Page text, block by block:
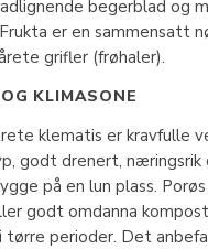
begerblad og
er en sammensatt
grifler (frøhaler).
KLIMASONE
klematis er kravfulle
godt drenert, næringsrik
på en lun plass.
godt omdanna
tørre perioder. Det